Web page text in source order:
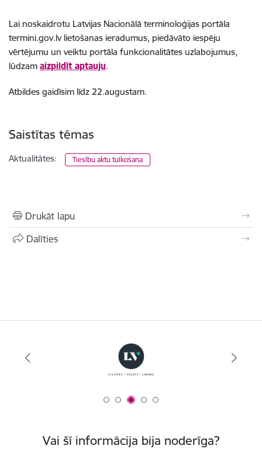
Lai noskaidrotu Latvijas Nacionālā terminoloģijas portāla
termini.gov.lv lietošanas ieradumus, piedāvāto iespēju
vērtējumu un veiktu portāla funkcionalitātes uzlabojumus,
lūdzam aizpildīt aptauju.
Atbildes gaidīsim līdz 22.augustam.
Saistītas tēmas
Aktualitātes: Tiesību aktu tulkošana
Drukāt lapu
Dalīties
Vai šī informācija bija noderīga?